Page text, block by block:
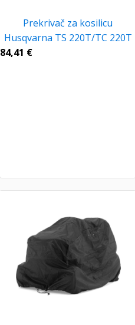
Prekrivač za kosilicu
Husqvarna TS 220T/TC 220T
84,41 €